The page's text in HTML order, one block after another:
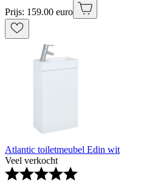
Prijs: 159.00 euro
Atlantic toiletmeubel Edin wit
Veel verkocht